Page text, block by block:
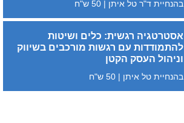
בהנחיית ד"ר טל איתן | 50 ש"ח
אסטרטגיה רגשית: כלים ושיטות
להתמודדות עם רגשות מורכבים בשיווק
וניהול העסק הקטן
בהנחיית טל איתן | 50 ש"ח